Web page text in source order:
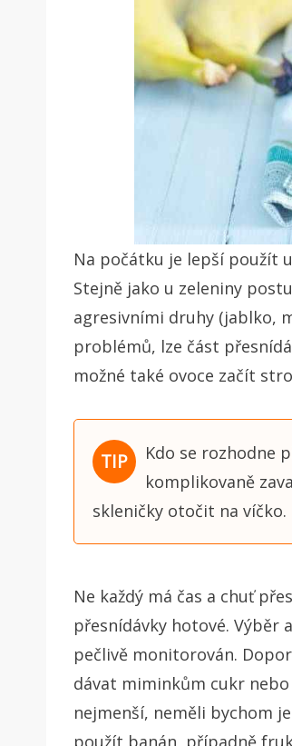
Na počátku je lepší použít
Stejně jako u zeleniny
agresivními druhy (jablko,
problémů, lze část
možné také ovoce začít
Kdo se rozhodne
komplikovaně
skleničky otočit na
Ne každý má čas a chuť
přesnídávky hotové. Výběr
pečlivě monitorován.
dávat miminkům cukr
nejmenší, neměli bychom